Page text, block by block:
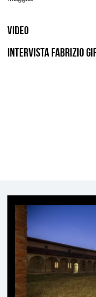
Video
Intervista Fabrizio
Ti
può
interessare